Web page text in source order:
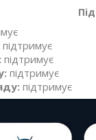
підтримує
підтримує
підтримує
підтримує